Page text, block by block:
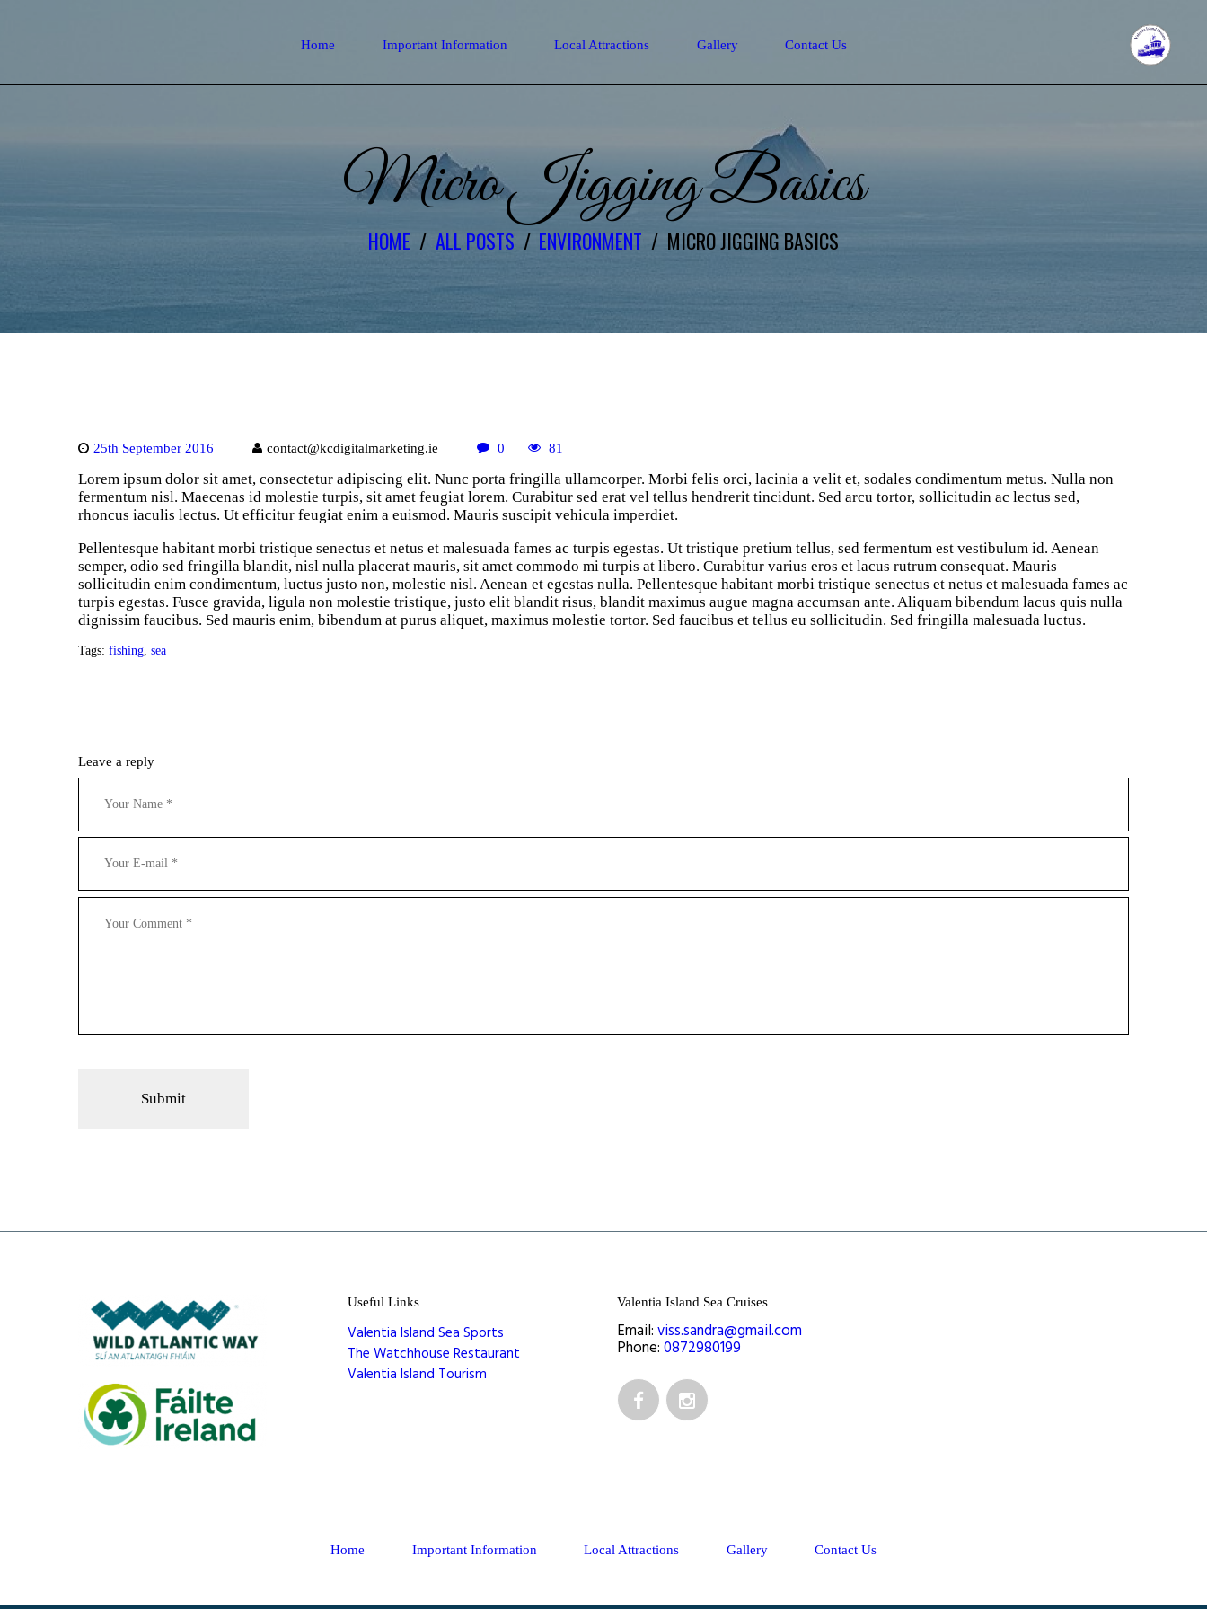
Home Important Information Local Attractions Gallery Contact Us
Micro Jigging Basics
HOME ALL POSTS ENVIRONMENT MICRO JIGGING BASICS
25th September 2016 contact@kcdigitalmarketing.ie 0 81
Lorem ipsum dolor sit amet, consectetur adipiscing elit. Nunc porta fringilla ullamcorper. Morbi felis orci, lacinia a velit et, sodales condimentum metus. Nulla non
fermentum nisl. Maecenas id molestie turpis, sit amet feugiat lorem. Curabitur sed erat vel tellus hendrerit tincidunt. Sed arcu tortor, sollicitudin ac lectus sed,
rhoncus iaculis lectus. Ut efficitur feugiat enim a euismod. Mauris suscipit vehicula imperdiet.
Pellentesque habitant morbi tristique senectus et netus et malesuada fames ac turpis egestas. Ut tristique pretium tellus, sed fermentum est vestibulum id. Aenean
semper, odio sed fringilla blandit, nisl nulla placerat mauris, sit amet commodo mi turpis at libero. Curabitur varius eros et lacus rutrum consequat. Mauris
sollicitudin enim condimentum, luctus justo non, molestie nisl. Aenean et egestas nulla. Pellentesque habitant morbi tristique senectus et netus et malesuada fames ac
turpis egestas. Fusce gravida, ligula non molestie tristique, justo elit blandit risus, blandit maximus augue magna accumsan ante. Aliquam bibendum lacus quis nulla
dignissim faucibus. Sed mauris enim, bibendum at purus aliquet, maximus molestie tortor. Sed faucibus et tellus eu sollicitudin. Sed fringilla malesuada luctus.
Tags: fishing, sea
Leave a reply
Useful Links
Valentia Island Sea Sports
The Watchhouse Restaurant
Valentia Island Tourism
Valentia Island Sea Cruises
Email:viss.sandra@gmail.com
Phone:0872980199
Home Important Information Local Attractions Gallery Contact Us